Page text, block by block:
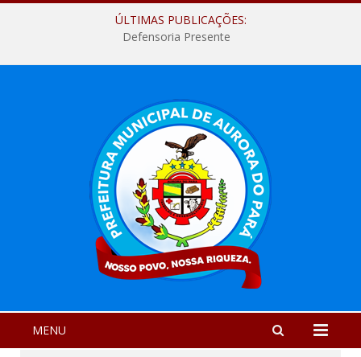
ÚLTIMAS PUBLICAÇÕES:
Defensoria Presente
MENU